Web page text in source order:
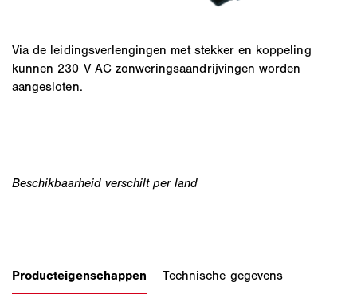
Via de leidingsverlengingen met stekker en koppeling
kunnen 230 V AC zonweringsaandrijvingen worden
aangesloten.